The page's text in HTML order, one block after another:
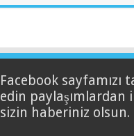
Facebook sayfamızı
edin paylaşımlardan
sizin haberiniz olsun.